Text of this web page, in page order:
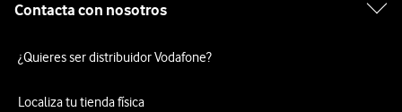
Contacta con nosotros
¿Quieres ser distribuidor Vodafone?
Localiza tu tienda física